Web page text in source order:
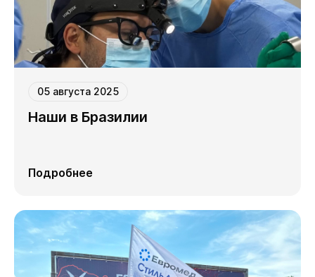
05 августа 2025
Наши в Бразилии
Подробнее